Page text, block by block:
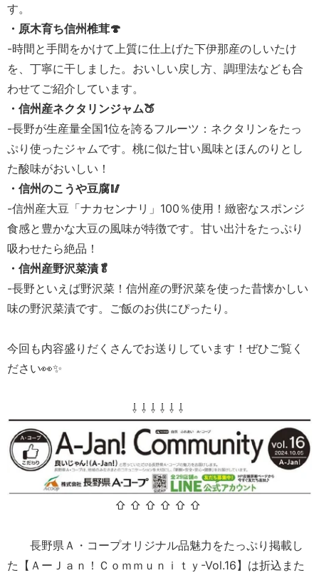
す。
・原木育ち信州椎茸🍄
-時間と手間をかけて上質に仕上げた下伊那産のしいたけ
を、丁寧に干しました。おいしい戻し方、調理法なども合
わせてご紹介しています。
・信州産ネクタリンジャム🍑
-長野が生産量全国1位を誇るフルーツ：ネクタリンをたっ
ぷり使ったジャムです。桃に似た甘い風味とほんのりとし
た酸味がおいしい！
・信州のこうや豆腐🥢
-信州産大豆「ナカセンナリ」100％使用！緻密なスポンジ
食感と豊かな大豆の風味が特徴です。甘い出汁をたっぷり
吸わせたら絶品！
・信州産野沢菜漬🥬
-長野といえば野沢菜！信州産の野沢菜を使った昔懐かしい
味の野沢菜漬です。ご飯のお供にぴったり。
今回も内容盛りだくさんでお送りしています！ぜひご覧く
ださい👀✨
⇩ ⇩ ⇩ ⇩ ⇩ ⇩
⇧ ⇧ ⇧ ⇧ ⇧ ⇧
長野県Ａ・コープオリジナル品魅力をたっぷり掲載し
た【ＡーＪａｎ！Ｃｏｍｍｕｎｉｔｙ-Vol.16】は折込また